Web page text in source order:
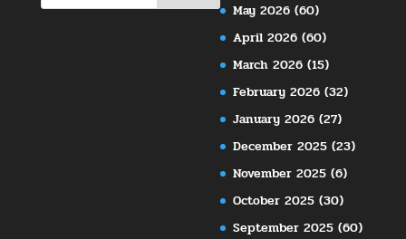
May 2026 (60)
April 2026 (60)
March 2026 (15)
February 2026 (32)
January 2026 (27)
December 2025 (23)
November 2025 (6)
October 2025 (30)
September 2025 (60)